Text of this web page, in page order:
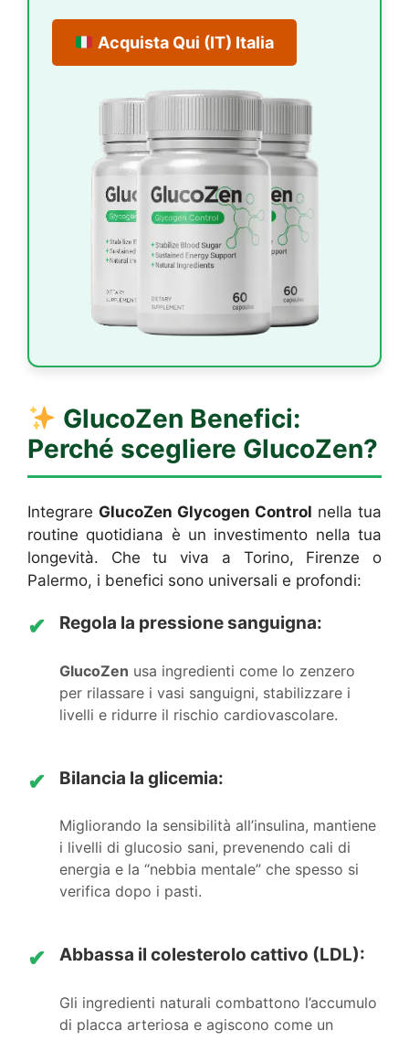
Acquista Qui (IT) Italia
GlucoZen Benefici:
Perché scegliere GlucoZen?
Integrare GlucoZen Glycogen Control nella tua
routine quotidiana è un investimento nella tua
longevità. Che tu viva a Torino, Firenze o
Palermo, i benefici sono universali e profondi:
✔ Regola la pressione sanguigna:
GlucoZen usa ingredienti come lo zenzero
per rilassare i vasi sanguigni, stabilizzare i
livelli e ridurre il rischio cardiovascolare.
✔ Bilancia la glicemia:
Migliorando la sensibilità all’insulina, mantiene
i livelli di glucosio sani, prevenendo cali di
energia e la “nebbia mentale” che spesso si
verifica dopo i pasti.
✔ Abbassa il colesterolo cattivo (LDL):
Gli ingredienti naturali combattono l’accumulo
di placca arteriosa e agiscono come un